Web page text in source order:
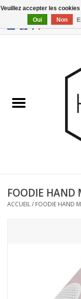
EUR/GBP
Gadgets
FOODIE HAND
ACCUEIL/ FOODIE HAND
Veuillez accepter les
Oui
Non